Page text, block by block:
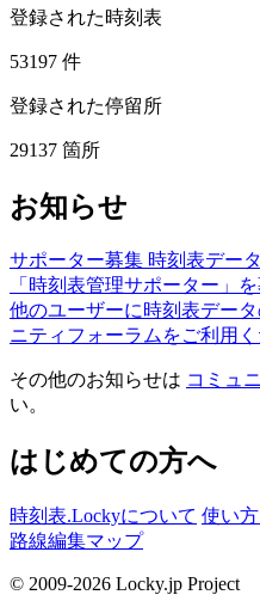
登録された時刻表
53197 件
登録された停留所
29137 箇所
お知らせ
サポーター募集 時刻表デー
「時刻表管理サポーター」
他のユーザーに時刻表デー
ニティフォーラムをご利用く
その他のお知らせは コミュ
い。
はじめての方へ
時刻表.Lockyについて 使い
路線編集マップ
© 2009-2026 Locky.jp Project